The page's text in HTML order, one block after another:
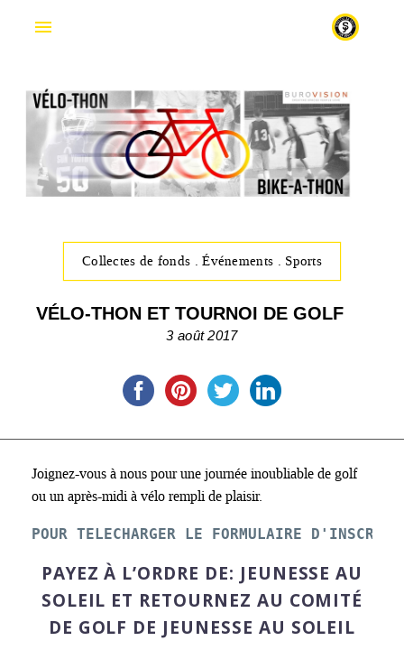
Collectes de fonds .Événements . Sports
VÉLO-THON ET TOURNOI DE GOLF
3 août 2017
Joignez-vous à nous pour une journée inoubliable de golf
ou un après-midi à vélo rempli de plaisir.
POUR TELECHARGER LE FORMULAIRE
PAYEZ À L’ORDRE DE: JEUNESSE AU
SOLEIL ET RETOURNEZ AU COMITÉ
DE GOLF DE JEUNESSE AU SOLEIL